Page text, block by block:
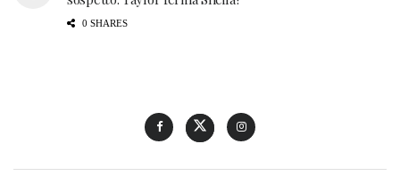
0 SHARES